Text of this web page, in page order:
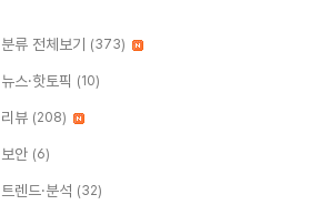
분류 전체보기 (373)
뉴스·핫토픽 (10)
리뷰 (208)
보안 (6)
트렌드·분석 (32)